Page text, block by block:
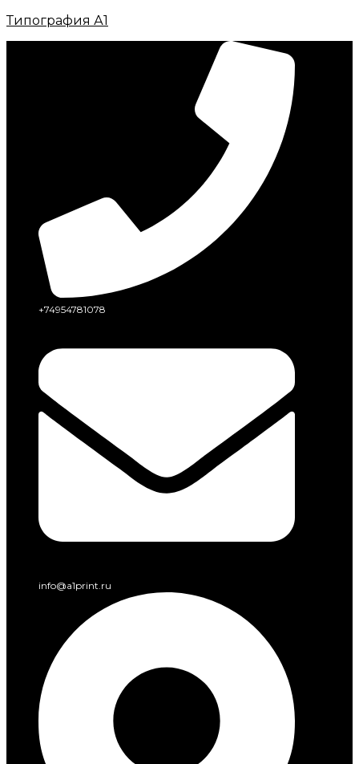
Типография А1
+74954781078
info@a1print.ru